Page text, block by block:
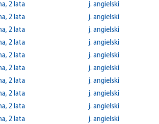
2 lata
j. angielski
2 lata
j. angielski
2 lata
j. angielski
2 lata
j. angielski
2 lata
j. angielski
2 lata
j. angielski
2 lata
j. angielski
2 lata
j. angielski
2 lata
j. angielski
2 lata
j. angielski